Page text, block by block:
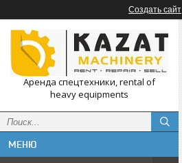
Создать сайт
Аренда спецтехники, rental of
heavy equipments